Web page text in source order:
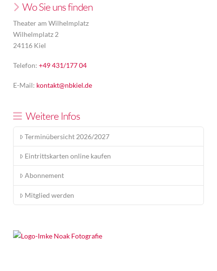
Wo Sie uns finden
Theater am Wilhelmplatz
Wilhelmplatz 2
24116 Kiel
Telefon: +49 431/177 04
E-Mail: kontakt@nbkiel.de
Weitere Infos
Terminübersicht 2026/2027
Eintrittskarten online kaufen
Abonnement
Mitglied werden